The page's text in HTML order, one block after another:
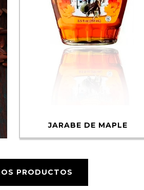
JARABE DE MAPLE
PRODUCTOS